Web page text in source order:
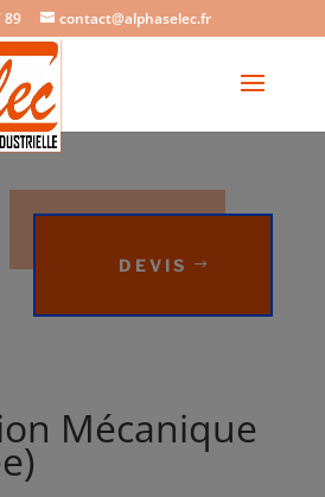
89 contact@alphaselec.fr
DEVIS
Mécanique